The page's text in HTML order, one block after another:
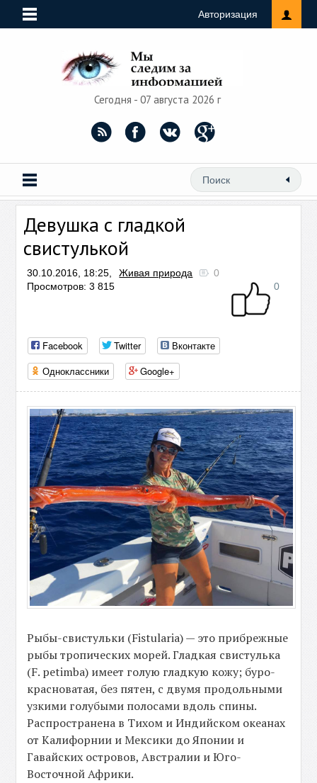
Авторизация
Сегодня - 07 августа 2026 г
Девушка с гладкой
свистулькой
30.10.2016, 18:25, Живая природа
0
Просмотров: 3 815
0
Facebook Twitter
Вконтакте
Одноклассники
Google+
Рыбы-свистульки (Fistularia) — это прибрежные
рыбы тропических морей. Гладкая свистулька
(F. petimba) имеет голую гладкую кожу; буро-
красноватая, без пятен, с двумя продольными
узкими голубыми полосами вдоль спины.
Распространена в Тихом и Индийском океанах
от Калифорнии и Мексики до Японии и
Гавайских островов, Австралии и Юго-
Восточной Африки.